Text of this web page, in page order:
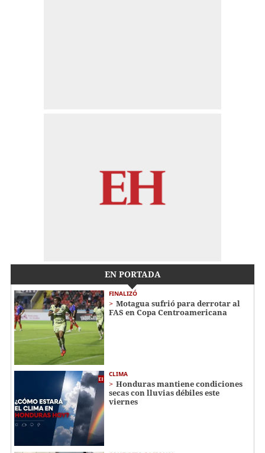
EN PORTADA
FINALIZÓ
Motagua sufrió para derrotar al
FAS en Copa Centroamericana
CLIMA
Honduras mantiene condiciones
secas con lluvias débiles este
viernes